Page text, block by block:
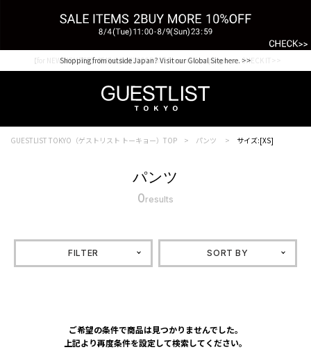
Shopping from outside Japan? Visit our Global Site here. >>
【for NEW MEMBER】新規会員様1000Point Present Campaign CHECK IT>>
GUESTLIST TOKYO（ゲストリスト トーキョー）TOP パンツ サイズ:[XS]
パンツ
0results
FILTER SORT BY
ご希望の条件で商品は見つかりませんでした。
上記より再度条件を設定して検索してください。